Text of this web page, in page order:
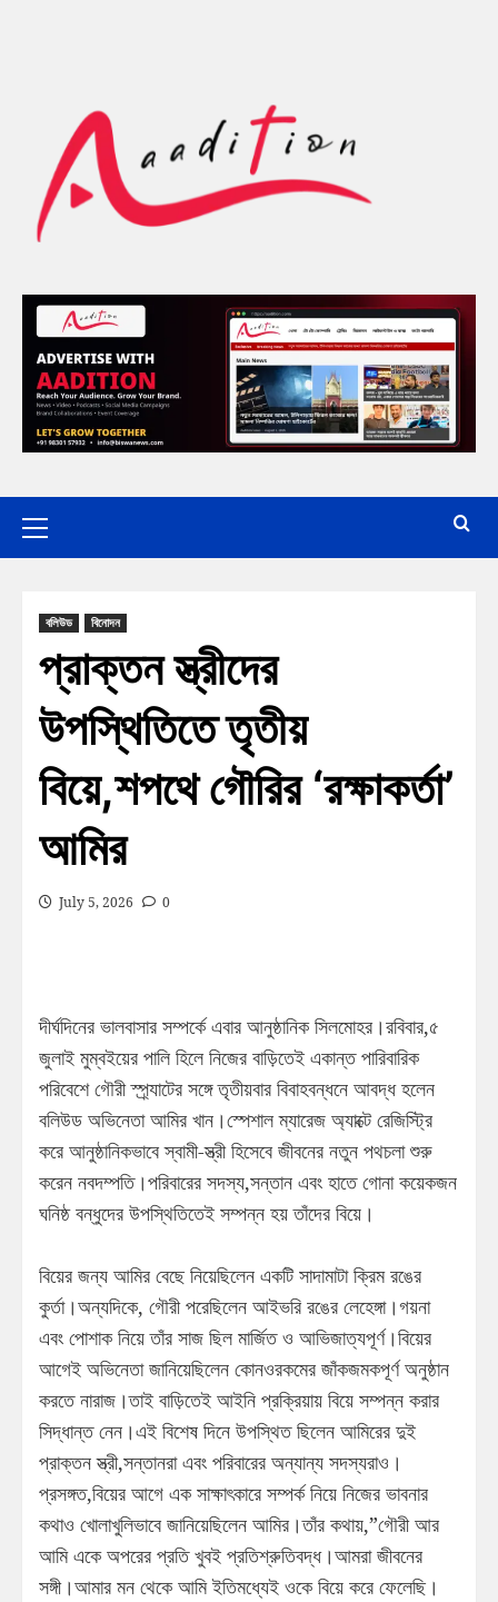
বলিউড বিনোদন
প্রাক্তন স্ত্রীদের
উপস্থিতিতে তৃতীয়
বিয়ে,শপথে গৌরির ‘রক্ষাকর্তা’
আমির
July 5, 2026 0
দীর্ঘদিনের ভালবাসার সম্পর্কে এবার আনুষ্ঠানিক সিলমোহর।রবিবার,৫
জুলাই মুম্বইয়ের পালি হিলে নিজের বাড়িতেই একান্ত পারিবারিক
পরিবেশে গৌরী স্প্র্যাটের সঙ্গে তৃতীয়বার বিবাহবন্ধনে আবদ্ধ হলেন
বলিউড অভিনেতা আমির খান।স্পেশাল ম্যারেজ অ্যাক্টে রেজিস্ট্রি
করে আনুষ্ঠানিকভাবে স্বামী-স্ত্রী হিসেবে জীবনের নতুন পথচলা শুরু
করেন নবদম্পতি।পরিবারের সদস্য,সন্তান এবং হাতে গোনা কয়েকজন
ঘনিষ্ঠ বন্ধুদের উপস্থিতিতেই সম্পন্ন হয় তাঁদের বিয়ে।
বিয়ের জন্য আমির বেছে নিয়েছিলেন একটি সাদামাটা ক্রিম রঙের
কুর্তা।অন্যদিকে, গৌরী পরেছিলেন আইভরি রঙের লেহেঙ্গা।গয়না
এবং পোশাক নিয়ে তাঁর সাজ ছিল মার্জিত ও আভিজাত্যপূর্ণ।বিয়ের
আগেই অভিনেতা জানিয়েছিলেন কোনওরকমের জাঁকজমকপূর্ণ অনুষ্ঠান
করতে নারাজ।তাই বাড়িতেই আইনি প্রক্রিয়ায় বিয়ে সম্পন্ন করার
সিদ্ধান্ত নেন।এই বিশেষ দিনে উপস্থিত ছিলেন আমিরের দুই
প্রাক্তন স্ত্রী,সন্তানরা এবং পরিবারের অন্যান্য সদস্যরাও।
প্রসঙ্গত,বিয়ের আগে এক সাক্ষাৎকারে সম্পর্ক নিয়ে নিজের ভাবনার
কথাও খোলাখুলিভাবে জানিয়েছিলেন আমির।তাঁর কথায়,”গৌরী আর
আমি একে অপরের প্রতি খুবই প্রতিশ্রুতিবদ্ধ।আমরা জীবনের
সঙ্গী।আমার মন থেকে আমি ইতিমধ্যেই ওকে বিয়ে করে ফেলেছি।